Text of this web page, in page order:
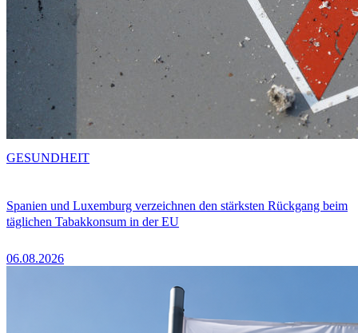
Spanien und Luxemburg verzeichnen den stärksten Rückgang beim
täglichen Tabakkonsum in der EU
06.08.2026
GESUNDHEIT